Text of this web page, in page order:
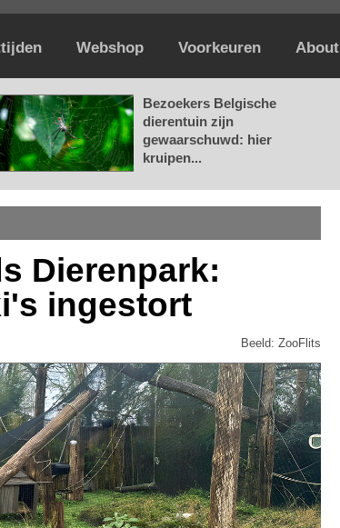
Webshop Voorkeuren About
Bezoekers Belgische
dierentuin zijn
gewaarschuwd: hier
kruipen...
Dierenpark:
ingestort
Beeld: ZooFlits